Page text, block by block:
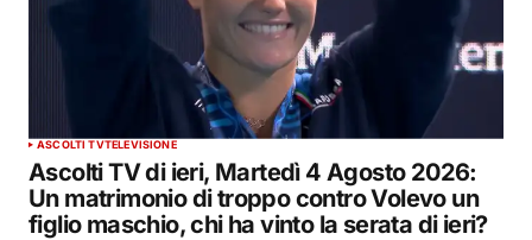
ASCOLTI TVTELEVISIONE
Ascolti TV di ieri, Martedì 4 Agosto 2026:
Un matrimonio di troppo contro Volevo un
figlio maschio, chi ha vinto la serata di ieri?